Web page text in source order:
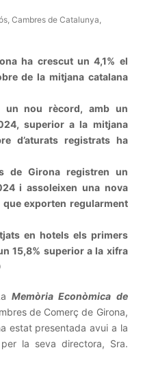
,Cambres de Catalunya
ha crescut un 4,1% el
de la mitjana catalana
un nou rècord, amb un
superior a la mitjana
d’aturats registrats ha
de Girona registren un
i assoleixen una nova
exporten regularment
en hotels els primers
15,8% superior a la xifra
Memòria Econòmica de
de Comerç de Girona,
estat presentada avui a la
la seva directora, Sra.